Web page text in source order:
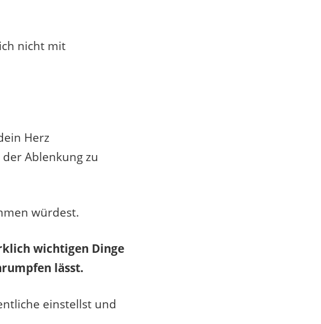
nicht mit
Herz
Ablenkung zu
würdest.
wichtigen Dinge
lässt.
einstellst und